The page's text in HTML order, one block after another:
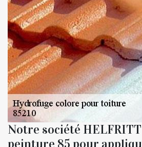
Notre société
peinture 85 pour